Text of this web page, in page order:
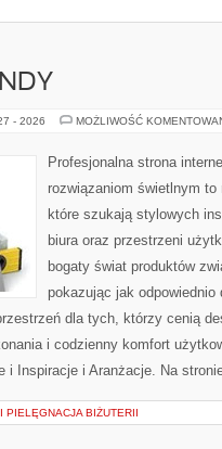
- 2026 MOŻLIWOŚĆ
Profesjonalna strona
rozwiązaniom świetlnym
które szukają stylowych
biura oraz przestrzeni
bogaty świat produktów
pokazując jak odpowiednio
dla tych, którzy cenią
i codzienny komfort
i Inspiracje i Aranżacje. Na
PIELĘGNACJA BIŻUTERII